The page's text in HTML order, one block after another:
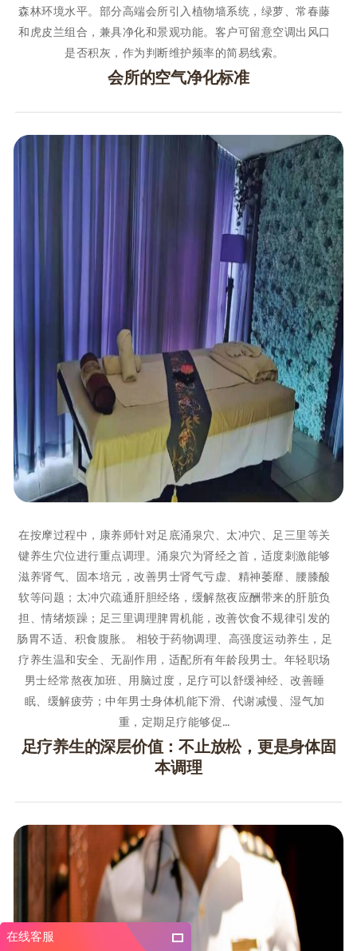
在线客服
森林环境水平。部分高端会所引入植物墙系统，绿萝、常春藤
和虎皮兰组合，兼具净化和景观功能。客户可留意空调出风口
是否积灰，作为判断维护频率的简易线索。
会所的空气净化标准
在按摩过程中，康养师针对足底涌泉穴、太冲穴、足三里等关
键养生穴位进行重点调理。涌泉穴为肾经之首，适度刺激能够
滋养肾气、固本培元，改善男士肾气亏虚、精神萎靡、腰膝酸
软等问题；太冲穴疏通肝胆经络，缓解熬夜应酬带来的肝脏负
担、情绪烦躁；足三里调理脾胃机能，改善饮食不规律引发的
肠胃不适、积食腹胀。 相较于药物调理、高强度运动养生，足
疗养生温和安全、无副作用，适配所有年龄段男士。年轻职场
男士经常熬夜加班、用脑过度，足疗可以舒缓神经、改善睡
眠、缓解疲劳；中年男士身体机能下滑、代谢减慢、湿气加
重，定期足疗能够促…
足疗养生的深层价值：不止放松，更是身体固
本调理